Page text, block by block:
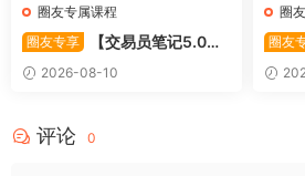
圈友专属课程
圈友专享
【交易员笔记5.0】
高级交易员核心知识笔记 交易
员监管手册 共87页 1PDF文件
2026-08-10
圈
圈友
先生
(实
评论 0